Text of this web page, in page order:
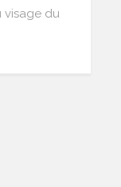
visage du